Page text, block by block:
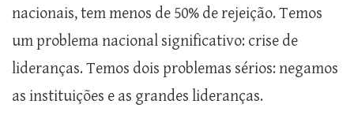
nacionais, tem menos de 50% de rejeição. Temos
um problema nacional significativo: crise de
lideranças. Temos dois problemas sérios: negamos
as instituições e as grandes lideranças.